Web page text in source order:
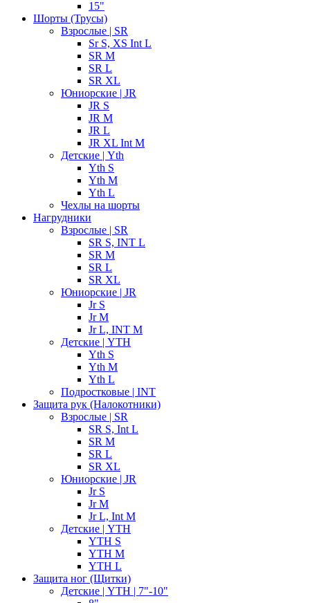
15"
Шорты (Трусы)
Взрослые | SR
Sr S, XS Int L
SR M
SR L
SR XL
Юниорские | JR
JR S
JR M
JR L
JR XL Int M
Детские | Yth
Yth S
Yth M
Yth L
Чехлы на шорты
Нагрудники
Взрослые | SR
SR S, INT L
SR M
SR L
SR XL
Юниорские | JR
Jr S
Jr M
Jr L, INT M
Детские | YTH
Yth S
Yth M
Yth L
Подростковые | INT
Защита рук (Налокотники)
Взрослые | SR
SR S, Int L
SR M
SR L
SR XL
Юниорские | JR
Jr S
Jr M
Jr L, Int M
Детские | YTH
YTH S
YTH M
YTH L
Защита ног (Щитки)
Детские | YTH | 7"-10"